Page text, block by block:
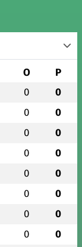
O P
0 0
0 0
0 0
0 0
0 0
0 0
0 0
0 0